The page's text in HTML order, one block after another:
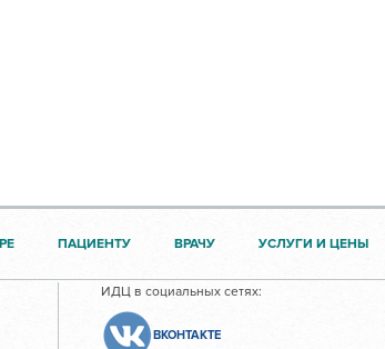
ПАЦИЕНТУ ВРАЧУ УСЛУГИ И ЦЕНЫ
ИДЦ в социальных сетях:
ВКОНТАКТЕ